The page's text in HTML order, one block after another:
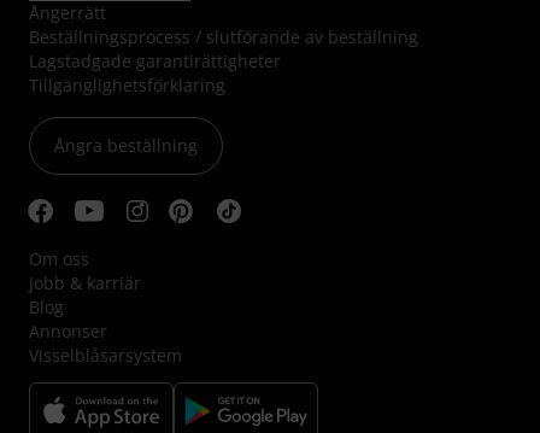
Ångerrätt
Beställningsprocess / slutförande av beställning
Lagstadgade garantirättigheter
Tillgänglighetsförklaring
Ångra beställning
Om oss
Jobb & karriär
Blog
Annonser
Visselblåsarsystem